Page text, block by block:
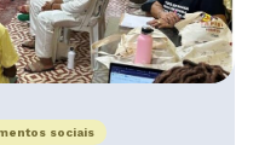
sociais